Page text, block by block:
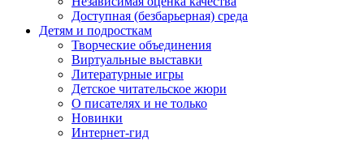
Доступная (безбарьерная) среда
Детям и подросткам
Творческие объединения
Виртуальные выставки
Литературные игры
Детское читательское жюри
О писателях и не только
Новинки
Интернет-гид